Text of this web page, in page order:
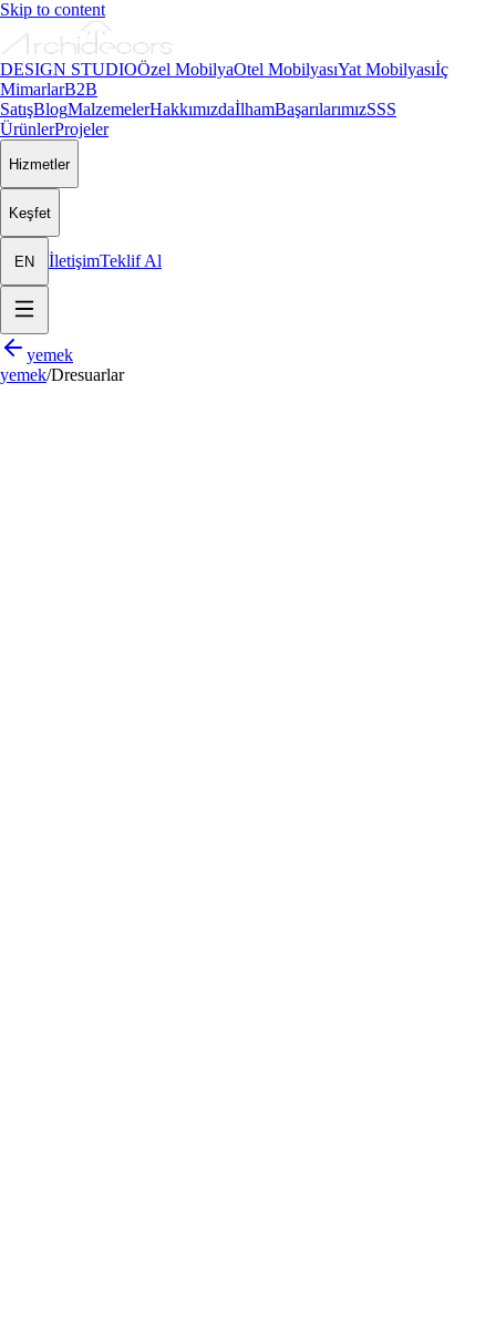
Skip to content
DESIGN STUDIOÖzel MobilyaOtel MobilyasıYat Mobilyasıİç
MimarlarB2B
SatışBlogMalzemelerHakkımızdaİlhamBaşarılarımızSSS
ÜrünlerProjeler
Hizmetler
Keşfet
EN İletişimTeklif Al
yemek
yemek/Dresuarlar